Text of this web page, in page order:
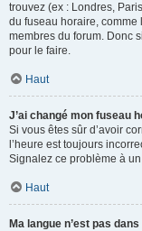
trouvez (ex : Londres,
du fuseau horaire, comme
membres du forum. Donc
pour le faire.
Haut
J’ai changé mon fuseau
Si vous êtes sûr d’avoir
l’heure est toujours
Signalez ce problème à
Haut
Ma langue n’est pas